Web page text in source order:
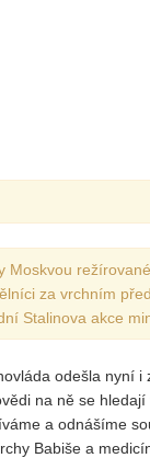
Vydání 1-
Vydání 1-
Vydání
Vydání
Vydání
za vrchním
Stalinova akce
odešla nyní i
na ně se hledají
a odnášíme
Babiše a